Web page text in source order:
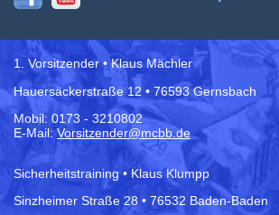
1. Vorsitzender • Klaus Mächler
Hauersäckerstraße 12 • 76593 Gernsbach
Mobil: 0173 - 3210802
E-Mail:Vorsitzender@mcbb.de
Sicherheitstraining • Klaus Klumpp
Sinzheimer Straße 28 • 76532 Baden-Baden